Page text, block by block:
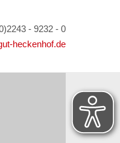
- 9232 - 0
heckenhof.de